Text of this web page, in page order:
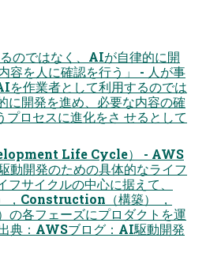
のではなく、AIが自律的に開
容を人に確認を行う」 - 人が事
を作業者として利用するのでは
に開発を進め、必要な内容の確
プロセスに進化をさ せるとして
Life Cycle） - AWS
動開発のための具体的なライフ
サイクルの中心に据えて、
Construction（構築） ，
各フェーズにプロダクトを運
典：AWSブログ：AI駆動開発